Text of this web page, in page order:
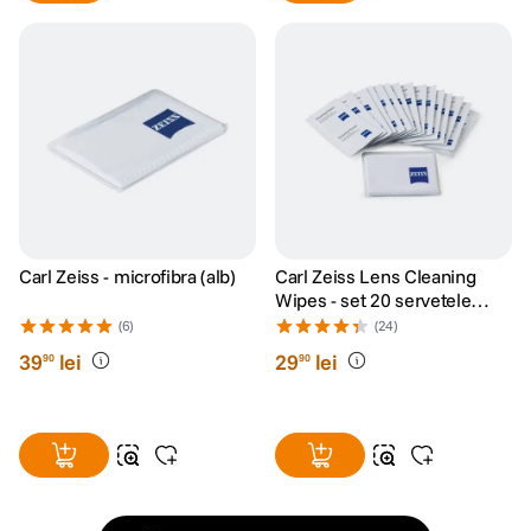
Carl Zeiss - microfibra (alb)
(6)
3990 lei
Carl Zeiss Lens Cleaning
Wipes - set 20 servetele
umede
(24)
2990 lei